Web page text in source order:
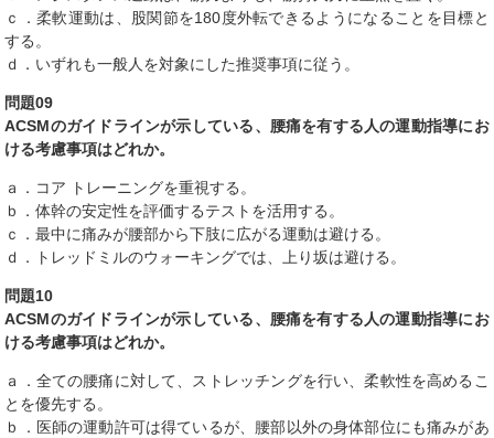
ｃ．柔軟運動は、股関節を180度外転できるようになることを目標と
する。
ｄ．いずれも一般人を対象にした推奨事項に従う。
問題09
ACSMのガイドラインが示している、腰痛を有する人の運動指導にお
ける考慮事項はどれか。
ａ．コア トレーニングを重視する。
ｂ．体幹の安定性を評価するテストを活用する。
ｃ．最中に痛みが腰部から下肢に広がる運動は避ける。
ｄ．トレッドミルのウォーキングでは、上り坂は避ける。
問題10
ACSMのガイドラインが示している、腰痛を有する人の運動指導にお
ける考慮事項はどれか。
ａ．全ての腰痛に対して、ストレッチングを行い、柔軟性を高めるこ
とを優先する。
ｂ．医師の運動許可は得ているが、腰部以外の身体部位にも痛みがあ